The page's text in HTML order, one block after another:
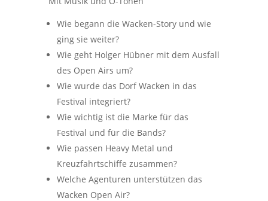
Wie begann die Wacken-Story und wie
ging sie weiter?
Wie geht Holger Hübner mit dem Ausfall
des Open Airs um?
Wie wurde das Dorf Wacken in das
Festival integriert?
Wie wichtig ist die Marke für das
Festival und für die Bands?
Wie passen Heavy Metal und
Kreuzfahrtschiffe zusammen?
Welche Agenturen unterstützen das
Wacken Open Air?